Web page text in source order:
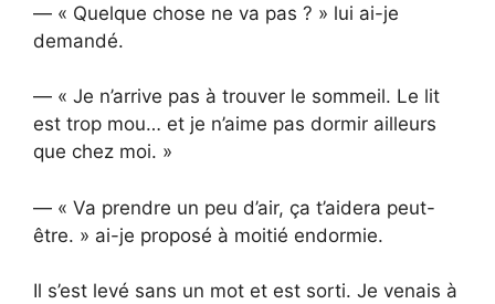
— « Quelque chose ne va pas ? » lui ai-je
demandé.
— « Je n’arrive pas à trouver le sommeil. Le lit
est trop mou… et je n’aime pas dormir ailleurs
que chez moi. »
— « Va prendre un peu d’air, ça t’aidera peut-
être. » ai-je proposé à moitié endormie.
Il s’est levé sans un mot et est sorti. Je venais à